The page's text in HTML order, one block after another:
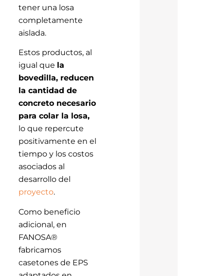
tener una losa
completamente
aislada.
Estos productos, al
igual que la
bovedilla, reducen
la cantidad de
concreto necesario
para colar la losa,
lo que repercute
positivamente en el
tiempo y los costos
asociados al
desarrollo del
proyecto.
Como beneficio
adicional, en
FANOSA®
fabricamos
casetones de EPS